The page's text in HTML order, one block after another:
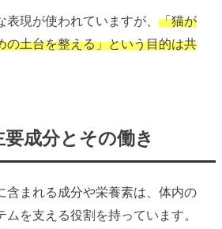
表現が使われていますが、「猫が
の土台を整える」という目的は共
成分とその働き
含まれる成分や栄養素は、体内の
ムを支える役割を持っています。